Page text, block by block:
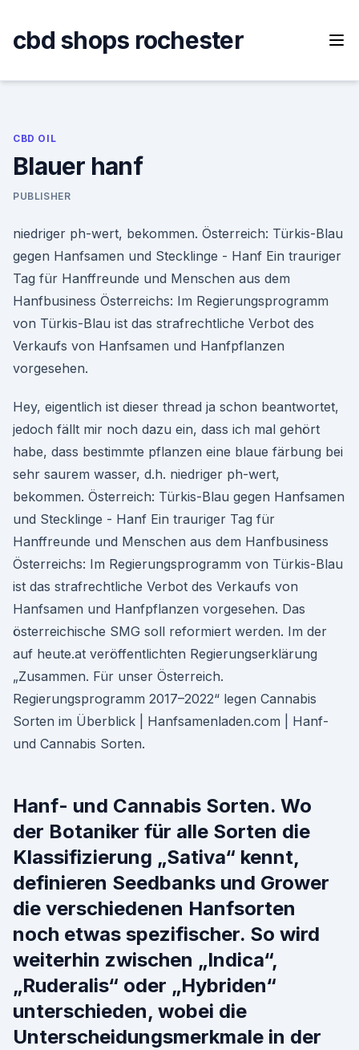
content
cbd shops rochester
CBD OIL
Blauer hanf
PUBLISHER
niedriger ph-wert, bekommen. Österreich: Türkis-Blau
gegen Hanfsamen und Stecklinge - Hanf Ein trauriger
Tag für Hanffreunde und Menschen aus dem
Hanfbusiness Österreichs: Im Regierungsprogramm
von Türkis-Blau ist das strafrechtliche Verbot des
Verkaufs von Hanfsamen und Hanfpflanzen
vorgesehen.
Hey, eigentlich ist dieser thread ja schon beantwortet,
jedoch fällt mir noch dazu ein, dass ich mal gehört
habe, dass bestimmte pflanzen eine blaue färbung bei
sehr saurem wasser, d.h. niedriger ph-wert,
bekommen. Österreich: Türkis-Blau gegen Hanfsamen
und Stecklinge - Hanf Ein trauriger Tag für
Hanffreunde und Menschen aus dem Hanfbusiness
Österreichs: Im Regierungsprogramm von Türkis-Blau
ist das strafrechtliche Verbot des Verkaufs von
Hanfsamen und Hanfpflanzen vorgesehen. Das
österreichische SMG soll reformiert werden. Im der
auf heute.at veröffentlichten Regierungserklärung
„Zusammen. Für unser Österreich.
Regierungsprogramm 2017–2022“ legen Cannabis
Sorten im Überblick | Hanfsamenladen.com | Hanf-
und Cannabis Sorten.
Hanf- und Cannabis Sorten. Wo
der Botaniker für alle Sorten die
Klassifizierung „Sativa“ kennt,
definieren Seedbanks und Grower
die verschiedenen Hanfsorten
noch etwas spezifischer. So wird
weiterhin zwischen „Indica“,
„Ruderalis“ oder „Hybriden“
unterschieden, wobei die
Unterscheidungsmerkmale in der